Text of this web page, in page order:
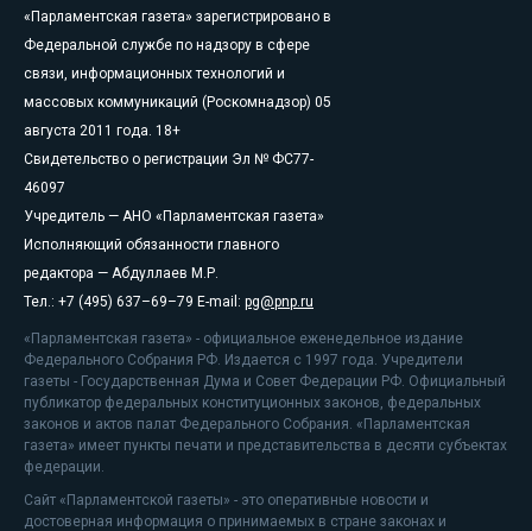
«Парламентская газета» зарегистрировано в
Федеральной службе по надзору в сфере
связи, информационных технологий и
массовых коммуникаций (Роскомнадзор) 05
августа 2011 года. 18+
Свидетельство о регистрации Эл № ФС77-
46097
Учредитель — АНО «Парламентская газета»
Исполняющий обязанности главного
редактора — Абдуллаев М.Р.
Тел.: +7 (495) 637–69–79 E-mail: pg@pnp.ru
«Парламентская газета» - официальное еженедельное издание
Федерального Собрания РФ. Издается с 1997 года. Учредители
газеты - Государственная Дума и Совет Федерации РФ. Официальный
публикатор федеральных конституционных законов, федеральных
законов и актов палат Федерального Собрания. «Парламентская
газета» имеет пункты печати и представительства в десяти субъектах
федерации.
Сайт «Парламентской газеты» - это оперативные новости и
достоверная информация о принимаемых в стране законах и